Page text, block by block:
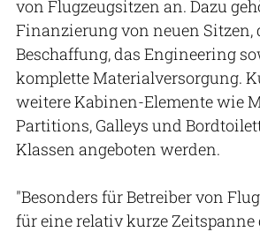
von Flugzeugsitzen an. Dazu
Finanzierung von neuen Sitzen,
Beschaffung, das Engineering
komplette Materialversorgung.
weitere Kabinen-Elemente wie
Partitions, Galleys und
Klassen angeboten werden.
"Besonders für Betreiber von
für eine relativ kurze Zeitspanne